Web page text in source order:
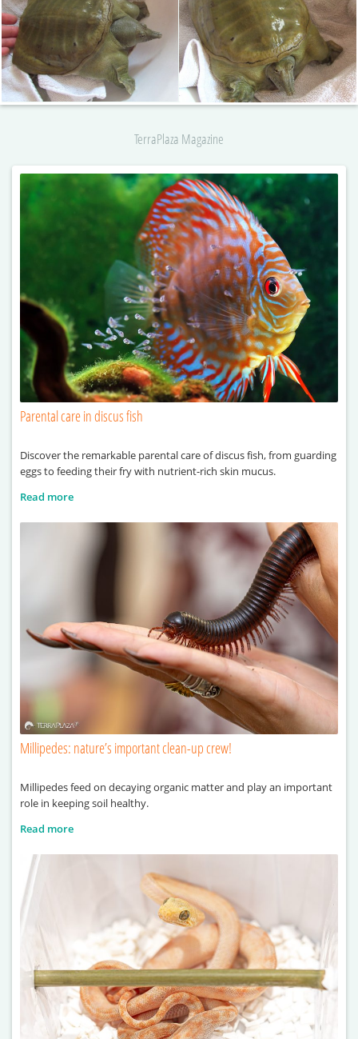
TerraPlaza Magazine
Parental care in discus fish
Discover the remarkable parental care of discus fish, from guarding
eggs to feeding their fry with nutrient-rich skin mucus.
Read more
Millipedes: nature’s important clean-up crew!
Millipedes feed on decaying organic matter and play an important
role in keeping soil healthy.
Read more